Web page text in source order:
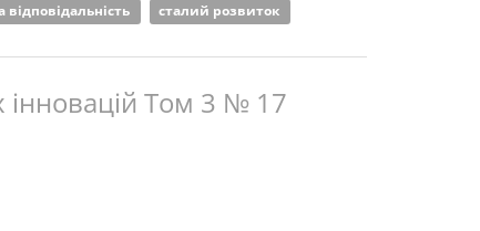
відповідальність
сталий розвиток
Том 3 № 17